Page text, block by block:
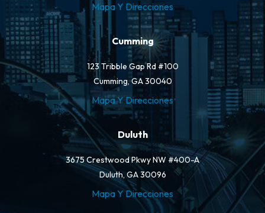
Mapa Y Direcciones
Cumming
123 Tribble Gap Rd #100
Cumming, GA 30040
Mapa Y Direcciones
Duluth
3675 Crestwood Pkwy NW #400-A
Duluth, GA 30096
Mapa Y Direcciones